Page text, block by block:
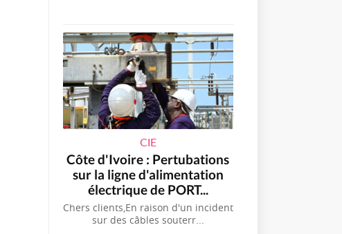
CIE
Côte d'Ivoire : Pertubations
sur la ligne d'alimentation
électrique de PORT...
Chers clients,En raison d'un incident
sur des câbles souterr...